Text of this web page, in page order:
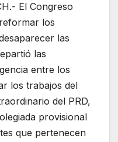
El Congreso
los
las
las
entre los
los trabajos del
del PRD,
provisional
que pertenecen